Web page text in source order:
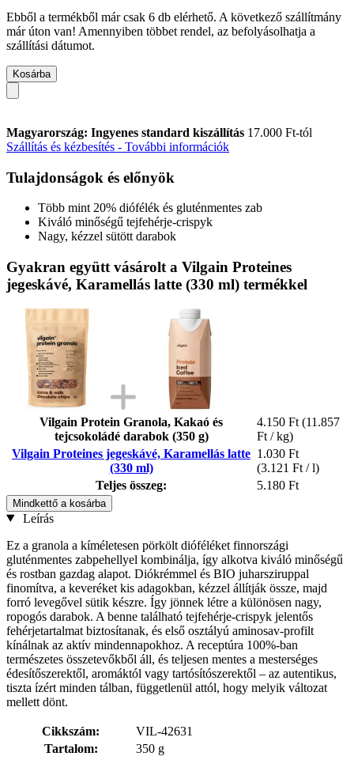
Ebből a termékből már csak 6 db elérhető. A következő szállítmány
már úton van! Amennyiben többet rendel, az befolyásolhatja a
szállítási dátumot.
Kosárba
Magyarország: Ingyenes standard kiszállítás 17.000 Ft-tól
Szállítás és kézbesítés - További információk
Tulajdonságok és előnyök
Több mint 20% diófélék és gluténmentes zab
Kiváló minőségű tejfehérje-crispyk
Nagy, kézzel sütött darabok
Gyakran együtt vásárolt a Vilgain Proteines
jegeskávé, Karamellás latte (330 ml) termékkel
Vilgain Protein Granola, Kakaó és
tejcsokoládé darabok (350 g)
4.150 Ft (11.857
Ft / kg)
Vilgain Proteines jegeskávé, Karamellás latte
(330 ml)
1.030 Ft
(3.121 Ft / l)
Teljes összeg:
5.180 Ft
Mindkettő a kosárba
Leírás
Ez a granola a kíméletesen pörkölt dióféléket finnországi
gluténmentes zabpehellyel kombinálja, így alkotva kiváló minőségű
és rostban gazdag alapot. Diókrémmel és BIO juharsziruppal
finomítva, a keveréket kis adagokban, kézzel állítják össze, majd
forró levegővel sütik készre. Így jönnek létre a különösen nagy,
ropogós darabok. A benne található tejfehérje-crispyk jelentős
fehérjetartalmat biztosítanak, és első osztályú aminosav-profilt
kínálnak az aktív mindennapokhoz. A receptúra 100%-ban
természetes összetevőkből áll, és teljesen mentes a mesterséges
édesítőszerektől, aromáktól vagy tartósítószerektől – az autentikus,
tiszta ízért minden tálban, függetlenül attól, hogy melyik változat
mellett dönt.
Cikkszám:
VIL-42631
Tartalom:
350 g